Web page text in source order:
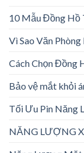
10 Mẫu Đồng Hồ
Vì Sao Văn
Cách Chọn Đồng
Bảo vệ mắt khỏi
Tối Ưu Pin Năng
NĂNG LƯỢNG